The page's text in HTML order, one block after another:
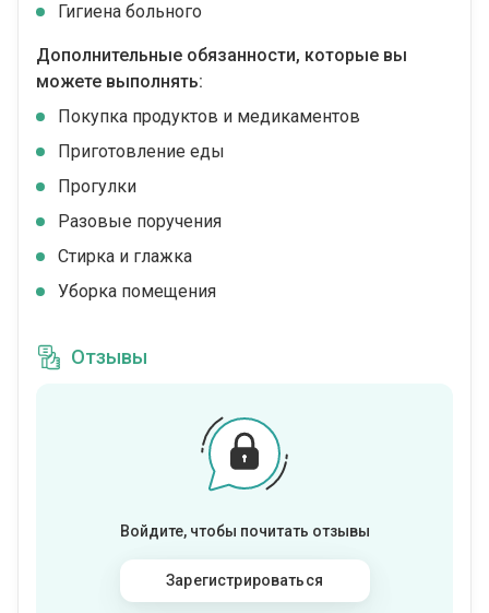
Гигиена больного
Дополнительные обязанности, которые вы
можете выполнять:
Покупка продуктов и медикаментов
Приготовление еды
Прогулки
Разовые поручения
Стирка и глажка
Уборка помещения
Отзывы
Войдите, чтобы почитать отзывы
Зарегистрироваться